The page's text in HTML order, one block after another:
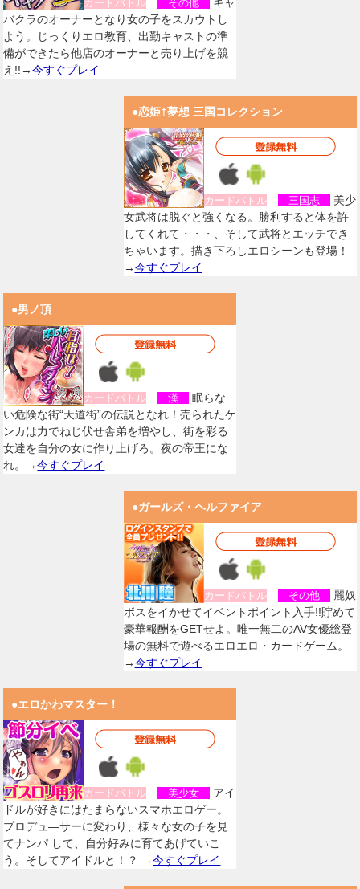
カードバトル その他
キャ
バクラのオーナーとなり女の子をスカウトし
よう。じっくりエロ教育、出勤キャストの準
備ができたら他店のオーナーと売り上げを競
え!!→今すぐプレイ
●恋姫†夢想 三国コレクション
カードバトル 三国志
美少
女武将は脱ぐと強くなる。勝利すると体を許
してくれて・・・、そして武将とエッチでき
ちゃいます。描き下ろしエロシーンも登場！
→今すぐプレイ
●男ノ頂
カードバトル 漢
眠らな
い危険な街“天道街”の伝説となれ！売られたケ
ンカは力でねじ伏せ舎弟を増やし、街を彩る
女達を自分の女に作り上げろ。夜の帝王にな
れ。→今すぐプレイ
●ガールズ・ヘルファイア
カードバトル その他
麗奴
ボスをイかせてイベントポイント入手!!貯めて
豪華報酬をGETせよ。唯一無二のAV女優総登
場の無料で遊べるエロエロ・カードゲーム。
→今すぐプレイ
●エロかわマスター！
カードバトル 美少女
アイ
ドルが好きにはたまらないスマホエロゲー。
プロデュ―サーに変わり、様々な女の子を見
てナンパ して、自分好みに育てあげていこ
う。そしてアイドルと！？ →今すぐプレイ